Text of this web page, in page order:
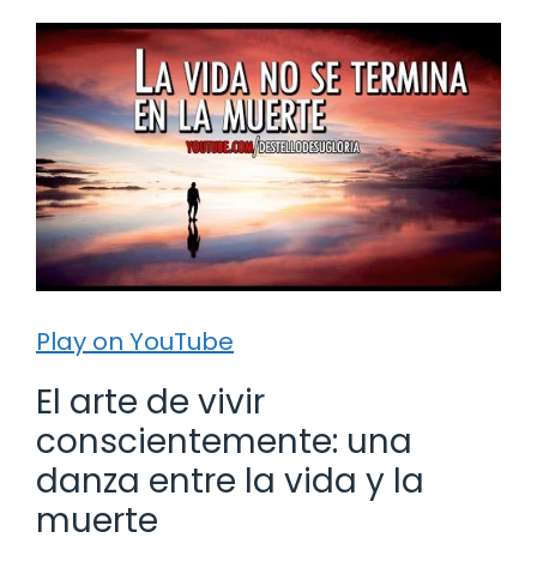
Play on YouTube
El arte de vivir
conscientemente: una
danza entre la vida y la
muerte